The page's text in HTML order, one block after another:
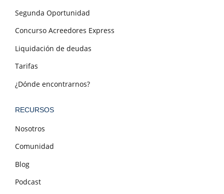
Segunda Oportunidad
Concurso Acreedores Express
Liquidación de deudas
Tarifas
¿Dónde encontrarnos?
RECURSOS
Nosotros
Comunidad
Blog
Podcast